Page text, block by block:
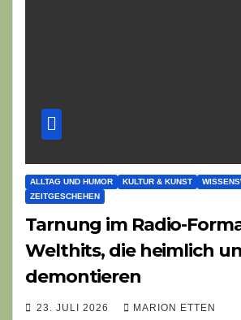
ALLTAG UND HUMOR KULTUR & KUNST
ZEITGESCHEHEN
Tarnung im Radio-
Welthits, die heimlich
demontieren
23. JULI 2026 MARION ETTEN